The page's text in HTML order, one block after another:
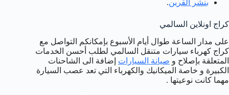
بنشر القرين.
كراج اونلاين السالمي
على مدار الساعة طوال أيام الأسبوع بإمكانكم التواصل مع
كراج كهرباء سيارات متنقل السالمي لطلب أحسن الخدمات
المتعلقة بإصلاح و صيانة السيارات إضافة الى الشاحنات
الكبيرة و خاصة الميكانيك والكهرباء التي تعد عصب السيارة
مهما كانت نوعيتها .